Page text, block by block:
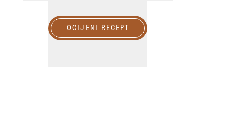
OCIJENI RECEPT